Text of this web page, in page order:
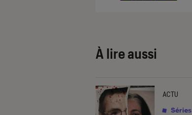
À lire aussi
ACTU
Séries